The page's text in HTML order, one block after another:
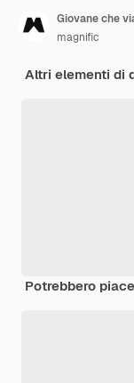
Giovane che
magnific
Altri elementi di
Potrebbero